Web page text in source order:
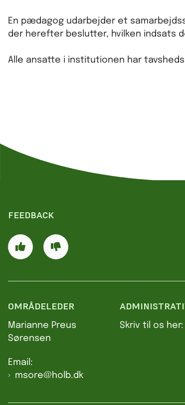
En pædagog udarbejder et
der herefter beslutter, hvilken indsats
Alle ansatte i institutionen har
FEEDBACK
OMRÅDELEDER
Marianne Preus
Sørensen
Email:
msore@holb.dk
Skriv til os her: